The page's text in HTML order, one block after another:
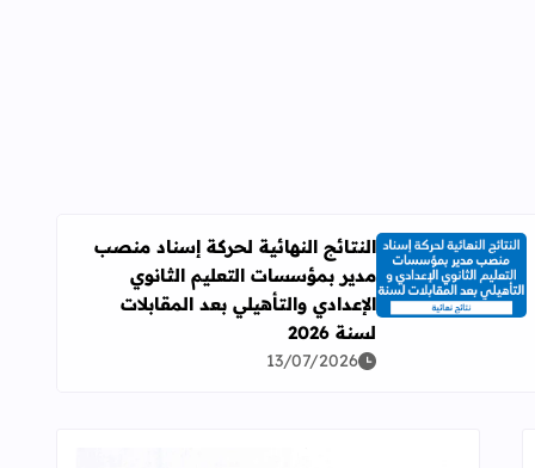
اقرأ المزيد عن النتائج النهائية لحركة إسناد منصب مدير بمؤسسات
النتائج النهائية لحركة إسناد منصب
مدير بمؤسسات التعليم الثانوي
الإعدادي والتأهيلي بعد المقابلات
لسنة 2026
13/07/2026